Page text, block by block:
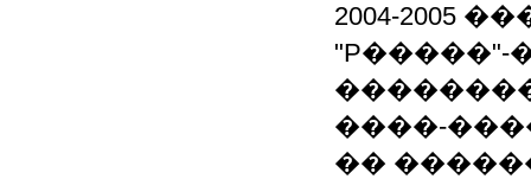
2004-2005
����-
��